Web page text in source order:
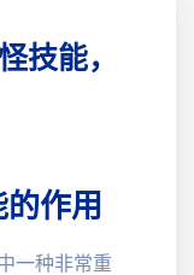
技能，
作用
一种非常重